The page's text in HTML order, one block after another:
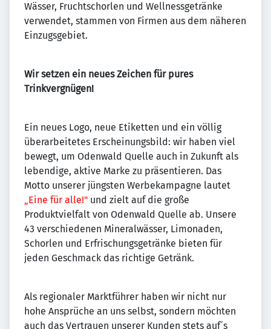
Wässer, Fruchtschorlen und Wellnessgetränke
verwendet, stammen von Firmen aus dem näheren
Einzugsgebiet.
Wir setzen ein neues Zeichen für pures
Trinkvergnügen!
Ein neues Logo, neue Etiketten und ein völlig
überarbeitetes Erscheinungsbild: wir haben viel
bewegt, um Odenwald Quelle auch in Zukunft als
lebendige, aktive Marke zu präsentieren. Das
Motto unserer jüngsten Werbekampagne lautet
„Eine für alle!" und zielt auf die große
Produktvielfalt von Odenwald Quelle ab. Unsere
43 verschiedenen Mineralwässer, Limonaden,
Schorlen und Erfrischungsgetränke bieten für
jeden Geschmack das richtige Getränk.
Als regionaler Marktführer haben wir nicht nur
hohe Ansprüche an uns selbst, sondern möchten
auch das Vertrauen unserer Kunden stets auf´s